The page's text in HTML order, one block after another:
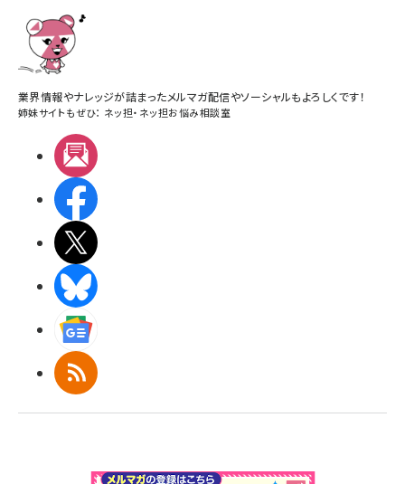
業界情報やナレッジが詰まったメルマガ配信やソーシャルもよろしくです！
姉妹サイトもぜひ： ネッ担・ ネッ担お悩み相談室
RSS